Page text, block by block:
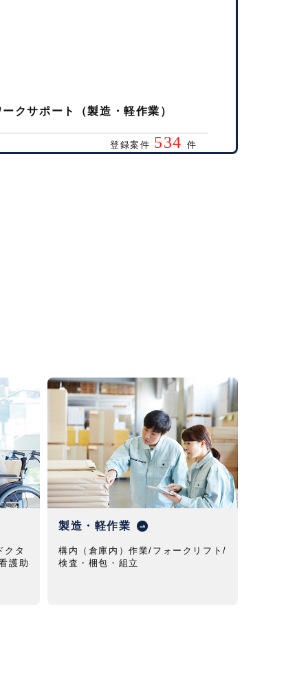
ークサポート（製造・軽作業）
登録案件 534件
クタ
護助
製造・軽作業
構内（倉庫内）作業/フォークリフト/
検査・梱包・組立